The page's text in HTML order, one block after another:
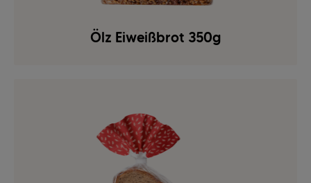
Ölz Eiweißbrot 350g